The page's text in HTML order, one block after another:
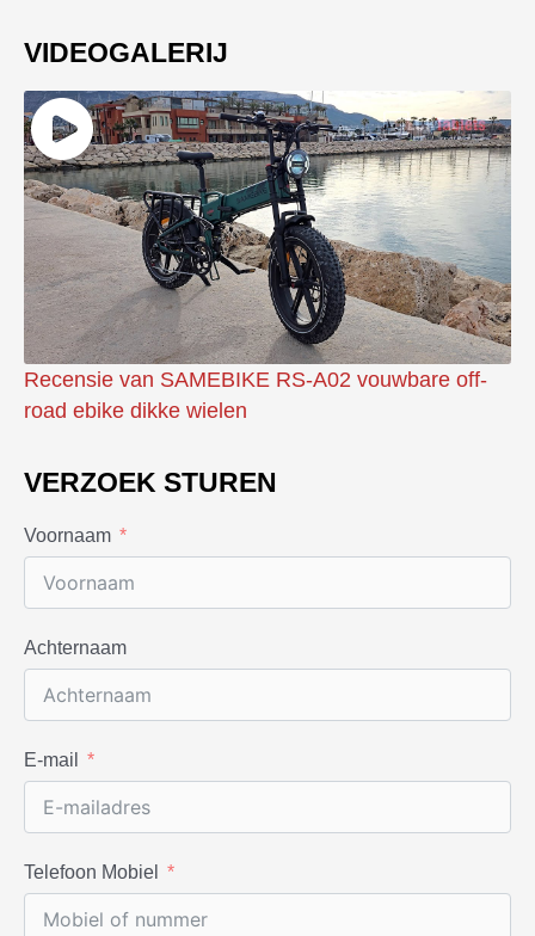
VIDEOGALERIJ
Recensie van SAMEBIKE RS-A02 vouwbare off-
road ebike dikke wielen
VERZOEK STUREN
Voornaam
Achternaam
E-mail
Telefoon Mobiel